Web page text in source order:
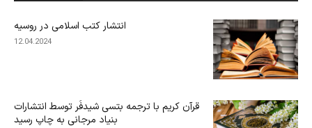
انتشار کتب اسلامی در روسیه
12.04.2024
قرآن کریم با ترجمه بتسی شیدفَر توسط انتشارات
بنیاد مرجانی به چاپ رسید